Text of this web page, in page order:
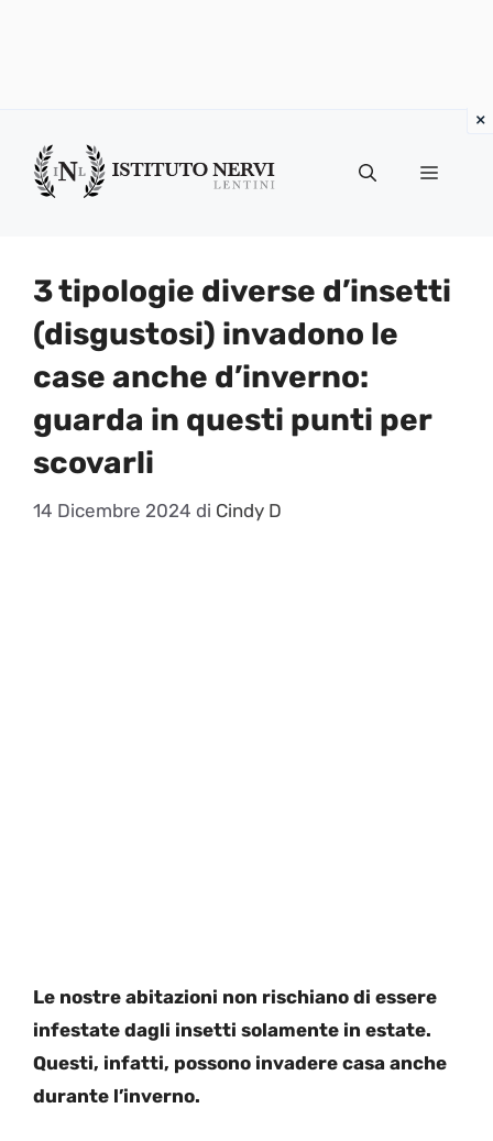
contenuto
Menu
3 tipologie diverse d’insetti
(disgustosi) invadono le
case anche d’inverno:
guarda in questi punti per
scovarli
14 Dicembre 2024 di Cindy D
Le nostre abitazioni non rischiano di essere
infestate dagli insetti solamente in estate.
Questi, infatti, possono invadere casa anche
durante l’inverno.